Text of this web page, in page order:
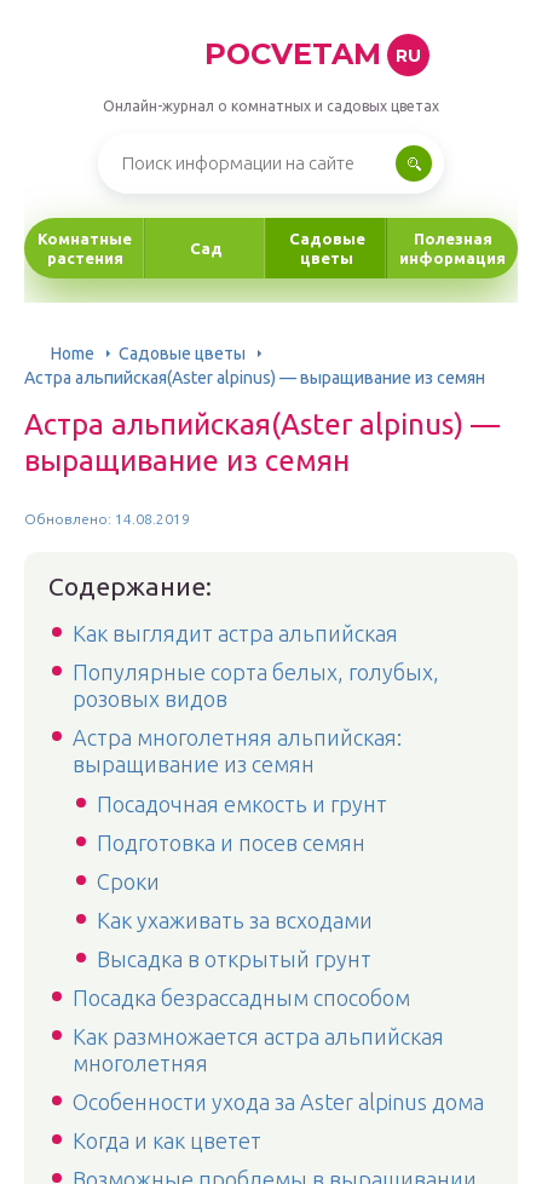
POCVETAM RU
Онлайн-журнал о комнатных и садовых цветах
Комнатные
растения
Сад
Садовые
цветы
Полезная
информация
Home
Садовые цветы
Астра альпийская(Aster alpinus) — выращивание из семян
Астра альпийская(Aster alpinus) —
выращивание из семян
Обновлено: 14.08.2019
Содержание:
Как выглядит астра альпийская
Популярные сорта белых, голубых,
розовых видов
Астра многолетняя альпийская:
выращивание из семян
Посадочная емкость и грунт
Подготовка и посев семян
Сроки
Как ухаживать за всходами
Высадка в открытый грунт
Посадка безрассадным способом
Как размножается астра альпийская
многолетняя
Особенности ухода за Aster alpinus дома
Когда и как цветет
Возможные проблемы в выращивании